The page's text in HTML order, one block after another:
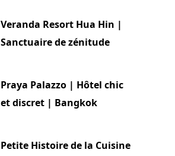
Veranda Resort Hua Hin |
Sanctuaire de zénitude
Praya Palazzo | Hôtel chic
et discret | Bangkok
Petite Histoire de la Cuisine